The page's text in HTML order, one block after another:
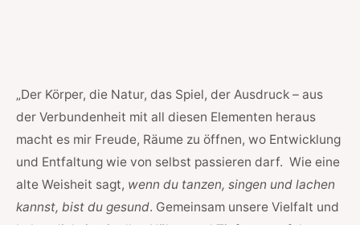
„Der Körper, die Natur, das Spiel, der Ausdruck – aus
der Verbundenheit mit all diesen Elementen heraus
macht es mir Freude, Räume zu öffnen, wo Entwicklung
und Entfaltung wie von selbst passieren darf. Wie eine
alte Weisheit sagt, wenn du tanzen, singen und lachen
kannst, bist du gesund. Gemeinsam unsere Vielfalt und